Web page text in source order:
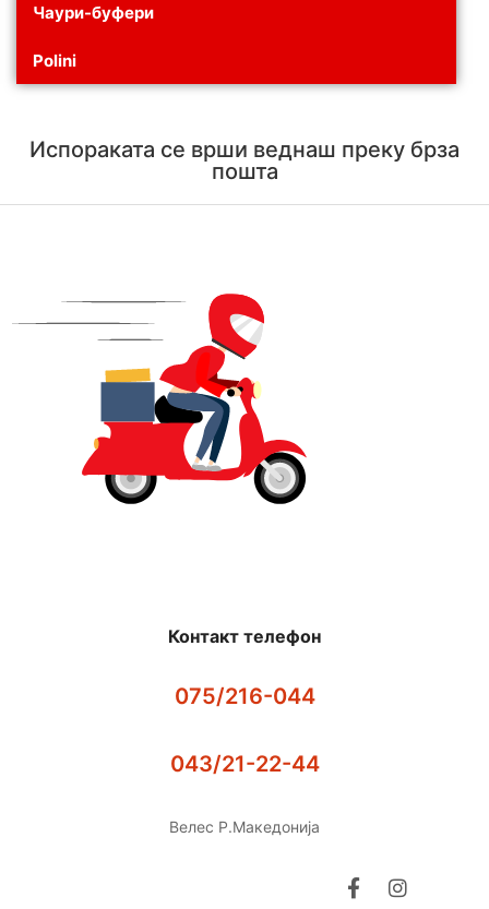
Чаури-буфери
Polini
Испораката се врши веднаш преку брза
пошта
Контакт телефон
075/216-044
043/21-22-44
Велес Р.Македонија